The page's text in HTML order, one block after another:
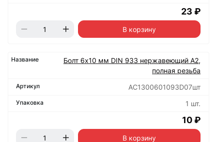
23 ₽
В корзину
Болт 6х10 мм DIN 933 нержавеющий А2,
полная резьба
АС1300601093D07шт
1 шт.
10 ₽
В корзину